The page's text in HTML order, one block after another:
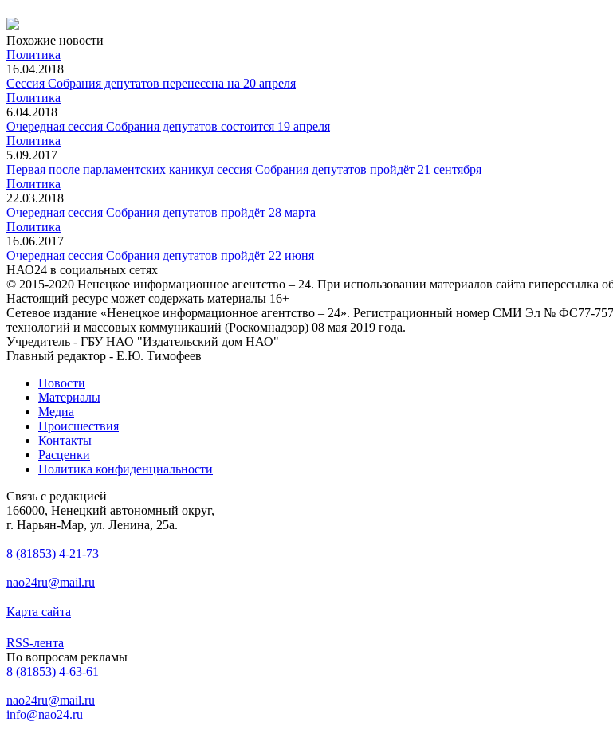
Похожие новости
Политика
16.04.2018
Сессия Собрания депутатов перенесена на 20 апреля
Политика
6.04.2018
Очередная сессия Собрания депутатов состоится 19 апреля
Политика
5.09.2017
Первая после парламентских каникул сессия Собрания депутатов пройдёт 21 сентября
Политика
22.03.2018
Очередная сессия Собрания депутатов пройдёт 28 марта
Политика
16.06.2017
Очередная сессия Собрания депутатов пройдёт 22 июня
НАО24 в социальных сетях
© 2015-2020 Ненецкое информационное агентство – 24. При использовании материалов сайта гиперссылка
Настоящий ресурс может содержать материалы 16+
Сетевое издание «Ненецкое информационное агентство – 24». Регистрационный номер СМИ Эл № ФС77-
технологий и массовых коммуникаций (Роскомнадзор) 08 мая 2019 года.
Учредитель - ГБУ НАО "Издательский дом НАО"
Главный редактор - Е.Ю. Тимофеев
Новости
Материалы
Медиа
Происшествия
Контакты
Расценки
Политика конфиденциальности
Связь с редакцией
166000, Ненецкий автономный округ,
г. Нарьян-Мар, ул. Ленина, 25а.
8 (81853) 4-21-73
nao24ru@mail.ru
Карта сайта
RSS-лента
По вопросам рекламы
8 (81853) 4-63-61
nao24ru@mail.ru
info@nao24.ru